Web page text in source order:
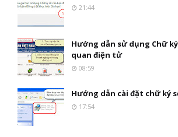
21:44
Hướng dẫn sử dụng Chữ
quan điện tử
08:59
Hướng dẫn cài đặt chữ ký
17:54